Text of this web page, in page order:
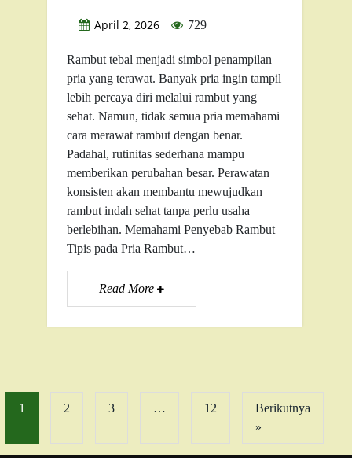
April 2, 2026 729
Rambut tebal menjadi simbol penampilan
pria yang terawat. Banyak pria ingin tampil
lebih percaya diri melalui rambut yang
sehat. Namun, tidak semua pria memahami
cara merawat rambut dengan benar.
Padahal, rutinitas sederhana mampu
memberikan perubahan besar. Perawatan
konsisten akan membantu mewujudkan
rambut indah sehat tanpa perlu usaha
berlebihan. Memahami Penyebab Rambut
Tipis pada Pria Rambut…
Read More
1 2 3 … 12
Berikutnya
»